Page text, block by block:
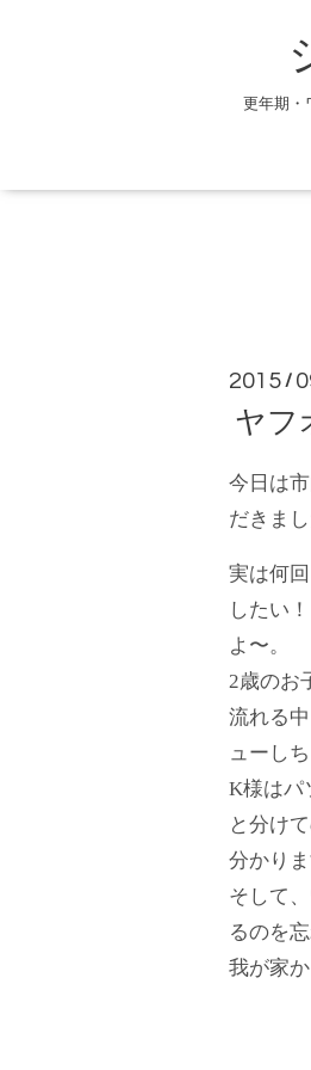
更年期・
2015 /
ヤフ
今日は
だきまし
実は何
したい
よ〜。
2歳のお
流れる
ューし
K様はパ
と分け
分かり
そして
るのを
我が家